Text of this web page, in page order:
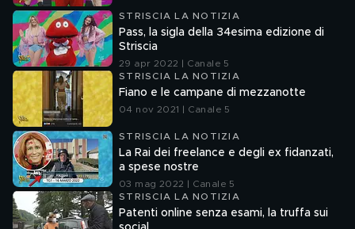
STRISCIA LA NOTIZIA
Pass, la sigla della 34esima edizione di
Striscia
29 apr 2022 | Canale 5
STRISCIA LA NOTIZIA
Fiano e le campane di mezzanotte
04 nov 2021 | Canale 5
STRISCIA LA NOTIZIA
La Rai dei freelance e degli ex fidanzati,
a spese nostre
03 mag 2022 | Canale 5
STRISCIA LA NOTIZIA
Patenti online senza esami, la truffa sui